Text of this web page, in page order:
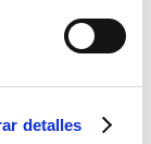
detalles